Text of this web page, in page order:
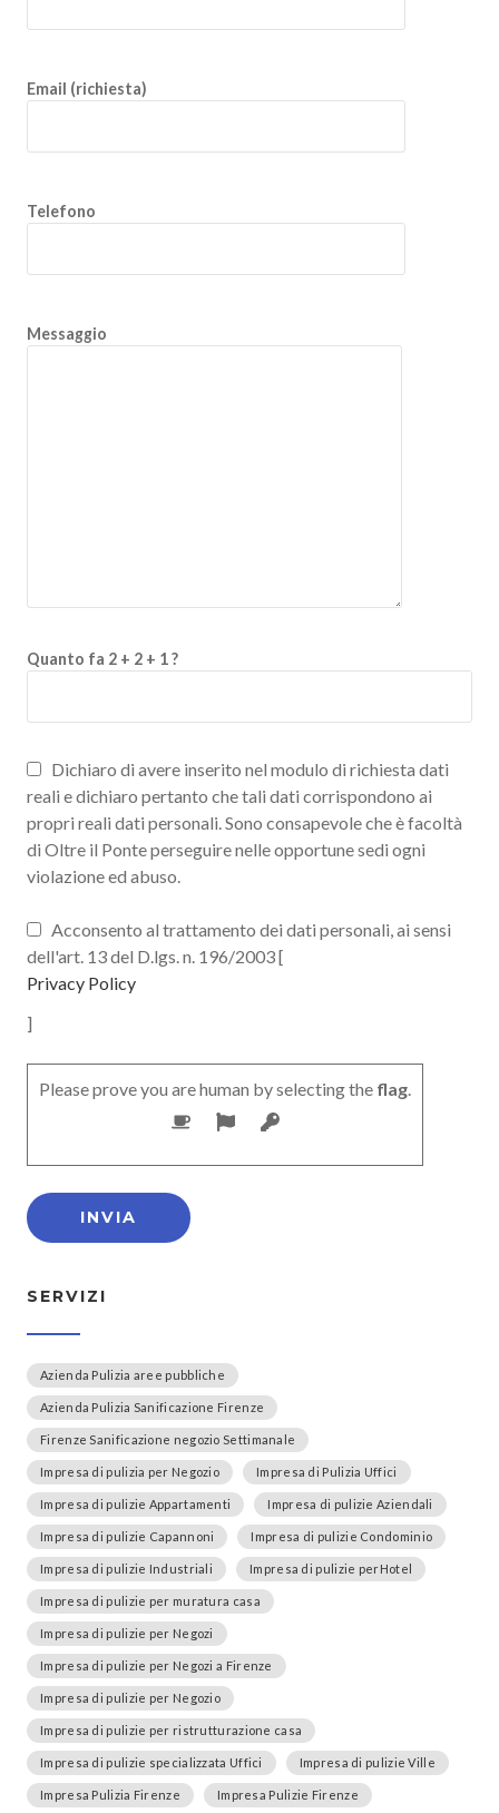
Email (richiesta)
Telefono
Messaggio
Quanto fa 2 + 2 + 1 ?
Dichiaro di avere inserito nel modulo di richiesta dati
reali e dichiaro pertanto che tali dati corrispondono ai
propri reali dati personali. Sono consapevole che è facoltà
di Oltre il Ponte perseguire nelle opportune sedi ogni
violazione ed abuso.
Acconsento al trattamento dei dati personali, ai sensi
dell'art. 13 del D.lgs. n. 196/2003 [
Privacy Policy
]
Please prove you are human by selecting the flag.
SERVIZI
Azienda Pulizia aree pubbliche
Azienda Pulizia Sanificazione Firenze
Firenze Sanificazione negozio Settimanale
Impresa di pulizia per Negozio Impresa di Pulizia Uffici
Impresa di pulizie Appartamenti Impresa di pulizie Aziendali
Impresa di pulizie Capannoni Impresa di pulizie Condominio
Impresa di pulizie Industriali Impresa di pulizie perHotel
Impresa di pulizie per muratura casa
Impresa di pulizie per Negozi
Impresa di pulizie per Negozi a Firenze
Impresa di pulizie per Negozio
Impresa di pulizie per ristrutturazione casa
Impresa di pulizie specializzata Uffici Impresa di pulizie Ville
Impresa Pulizia Firenze Impresa Pulizie Firenze